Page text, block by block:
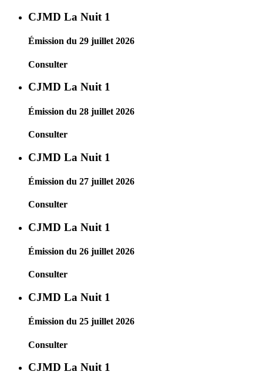
CJMD La Nuit 1
Émission du 29 juillet 2026
Consulter
CJMD La Nuit 1
Émission du 28 juillet 2026
Consulter
CJMD La Nuit 1
Émission du 27 juillet 2026
Consulter
CJMD La Nuit 1
Émission du 26 juillet 2026
Consulter
CJMD La Nuit 1
Émission du 25 juillet 2026
Consulter
CJMD La Nuit 1